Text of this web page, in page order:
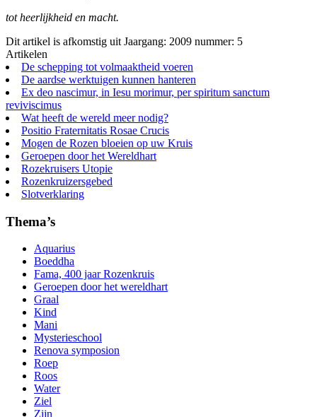
tot heerlijkheid en macht.
Dit artikel is afkomstig uit Jaargang: 2009 nummer: 5
Artikelen
De schepping tot volmaaktheid voeren
De aardse werktuigen kunnen hanteren
Ex deo nascimur, in Iesu morimur, per spiritum sanctum
reviviscimus
Wat heeft de wereld meer nodig?
Positio Fraternitatis Rosae Crucis
Mogen de Rozen bloeien op uw Kruis
Geroepen door het Wereldhart
Rozekruisers Utopie
Rozenkruizersgebed
Slotverklaring
Thema’s
Aquarius
Boeddha
Fama, 400 jaar Rozenkruis
Geroepen door het wereldhart
Graal
Kind
Mani
Mysterieschool
Renova symposion
Roep
Roos
Water
Ziel
Zijn